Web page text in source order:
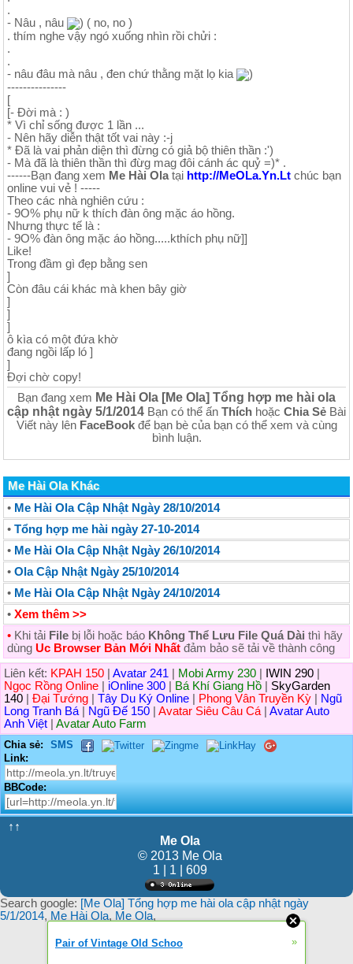
.
- Nâu , nâu
) ( no, no )
. thím nghe vậy ngó xuống nhìn rồi chửi :
.
.
- nâu đâu mà nâu , đen chứ thằng mặt lọ kia
)
---------------
[
[- Đời mà : )
* Vì chỉ sống được 1 lần ...
- Nên hãy diễn thật tốt vai này :-j
* Đã là vai phản diện thì đừng có giả bộ thiên thần :')
- Mà đã là thiên thần thì đừg mag đôi cánh ác quỷ =)* .
------Bạn đang xem Me Hài Olatại http://MeOLa.Yn.Lt chúc bạn
online vui vẻ ! -----
Theo các nhà nghiên cứu :
- 9O% phụ nữ k thích đàn ông mặc áo hồng.
Nhưng thực tế là :
- 9O% đàn ông mặc áo hồng.....kthích phụ nữ]]
Like!
Trong đầm gì đẹp bằng sen
]
Còn đâu cái khác mà khen bây giờ
]
]
]
ô kìa có một đứa khờ
đang ngồi lấp ló ]
]
Đợi chờ copy!
Bạn đang xem Me Hài Ola [Me Ola] Tổng hợp me hài ola
cập nhật ngày 5/1/2014 Bạn có thể ấn Thích hoặc Chia Sẻ Bài
Viết này lên FaceBookđể bạn bè của bạn có thể xem và cùng
bình luận.
Me Hài Ola Khác
• Me Hài Ola Cập Nhật Ngày 28/10/2014
• Tổng hợp me hài ngày 27-10-2014
• Me Hài Ola Cập Nhật Ngày 26/10/2014
• Ola Cập Nhật Ngày 25/10/2014
• Me Hài Ola Cập Nhật Ngày 24/10/2014
• Xem thêm >>
• Khi tải File bị lỗi hoặc báo Không Thể Lưu File Quá Dài thì hãy
dùng Uc Browser Bản Mới Nhất đảm bảo sẽ tải về thành công
Liên kết: KPAH 150 Avatar 241 Mobi Army 230 IWIN 290
Ngọc Rồng Online
iOnline 300 Bá Khí Giang Hồ
SkyGarden
140
Đại Tướng Tây Du Ký Online Phong Vân Truyền Kỳ
Ngũ
Long Tranh Bá| Ngũ Đế 150 Avatar Siêu Câu Cá| Avatar Auto
Anh Việt
Avatar Auto Farm
Chia sẻ:
SMS
Link:
BBCode:
↑↑
Me Ola
© 2013 Me Ola
1 | 1 | 609
Search google: [Me Ola] Tổng hợp me hài ola cập nhật ngày
5/1/2014, Me Hài Ola, Me Ola,
Pair of Vintage Old Schoo »